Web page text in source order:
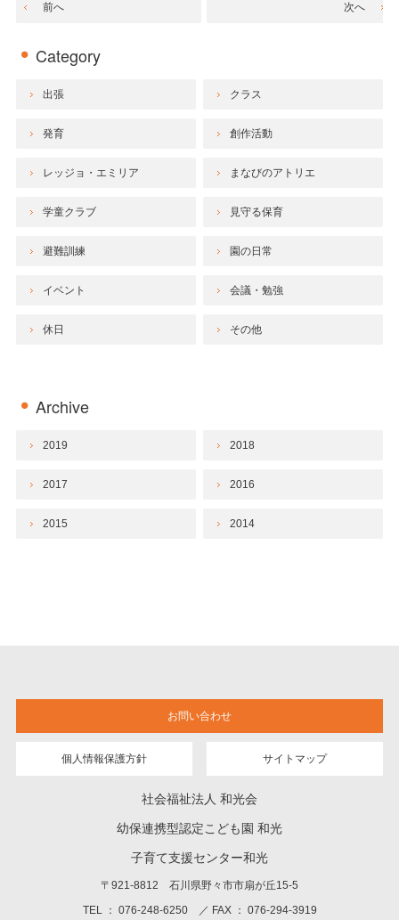
前へ 次へ
Category
出張 クラス
発育 創作活動
レッジョ・エミリア まなびのアトリエ
学童クラブ 見守る保育
避難訓練 園の日常
イベント 会議・勉強
休日 その他
Archive
2019 2018
2017 2016
2015 2014
お問い合わせ
個人情報保護方針 サイトマップ
社会福祉法人 和光会
幼保連携型認定こども園 和光
子育て支援センター和光
〒921-8812 石川県野々市市扇が丘15-5
TEL ： 076-248-6250 ／ FAX ： 076-294-3919